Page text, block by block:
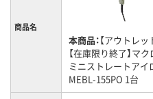
商品名
本商品：【アウトレッ
【在庫限り終了】マク
ミニストレートアイ
MEBL-155PO 1台